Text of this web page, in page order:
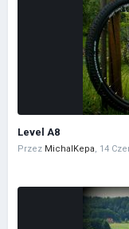
Level A8
Przez MichalKepa, 14